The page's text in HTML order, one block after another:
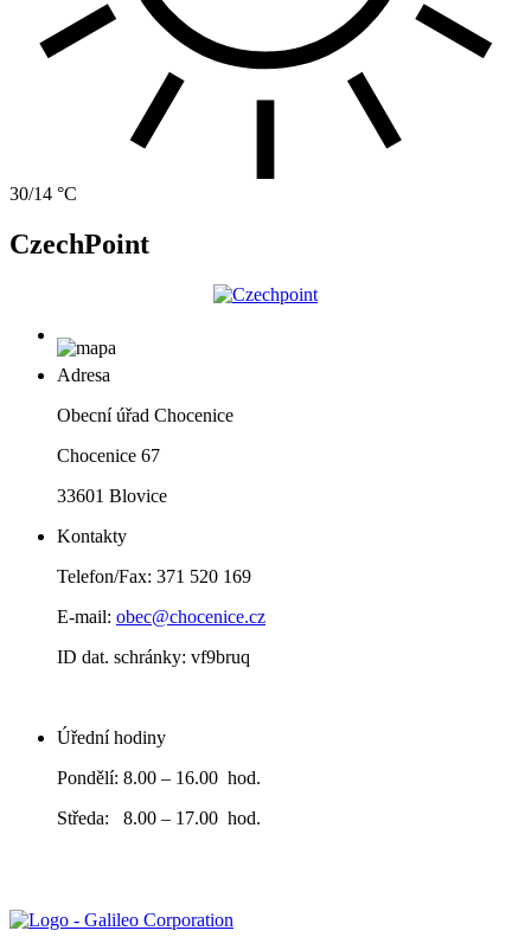
30/14 °C
CzechPoint
Adresa
Obecní úřad Chocenice
Chocenice 67
33601 Blovice
Kontakty
Telefon/Fax: 371 520 169
E-mail: obec@chocenice.cz
ID dat. schránky: vf9bruq
Úřední hodiny
Pondělí: 8.00 – 16.00 hod.
Středa: 8.00 – 17.00 hod.